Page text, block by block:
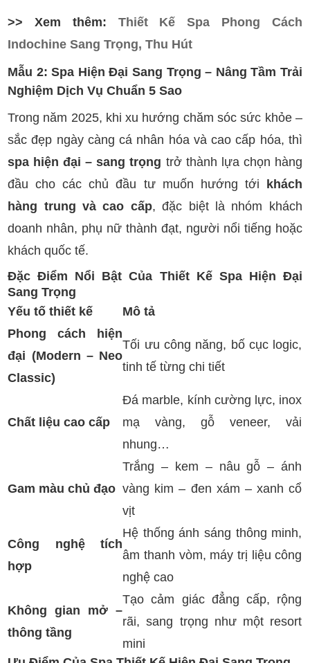
>> Xem thêm: Thiết Kế Spa Phong Cách
Indochine Sang Trọng, Thu Hút
Mẫu 2: Spa Hiện Đại Sang Trọng – Nâng Tầm Trải
Nghiệm Dịch Vụ Chuẩn 5 Sao
Trong năm 2025, khi xu hướng chăm sóc sức khỏe –
sắc đẹp ngày càng cá nhân hóa và cao cấp hóa, thì
spa hiện đại – sang trọng trở thành lựa chọn hàng
đầu cho các chủ đầu tư muốn hướng tới khách
hàng trung và cao cấp, đặc biệt là nhóm khách
doanh nhân, phụ nữ thành đạt, người nổi tiếng hoặc
khách quốc tế.
Đặc Điểm Nổi Bật Của Thiết Kế Spa Hiện Đại
Sang Trọng
Yếu tố thiết kế
Mô tả
Phong cách hiện
đại (Modern – Neo
Classic)
Tối ưu công năng, bố cục logic,
tinh tế từng chi tiết
Chất liệu cao cấp
Đá marble, kính cường lực, inox
mạ vàng, gỗ veneer, vải
nhung…
Gam màu chủ đạo
Trắng – kem – nâu gỗ – ánh
vàng kim – đen xám – xanh cổ
vịt
Công nghệ tích
hợp
Hệ thống ánh sáng thông minh,
âm thanh vòm, máy trị liệu công
nghệ cao
Không gian mở –
thông tầng
Tạo cảm giác đẳng cấp, rộng
rãi, sang trọng như một resort
mini